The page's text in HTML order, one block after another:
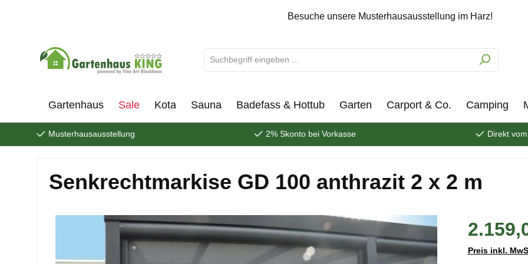
Besuche unsere Musterhausausstellung im Harz!
Gartenhaus Sale Kota Sauna Badefass & Hottub Garten Carport & Co. Camping
Musterhausausstellung 2% Skonto bei Vorkasse Direkt
Senkrechtmarkise GD 100 anthrazit 2 x 2 m
Bildergalerie überspringen
Preis inkl.